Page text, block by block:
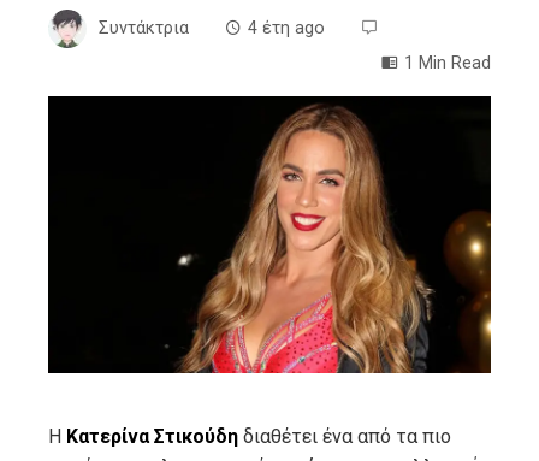
Συντάκτρια
4 έτη ago
1 Min Read
Η Κατερίνα Στικούδη διαθέτει ένα από τα πιο